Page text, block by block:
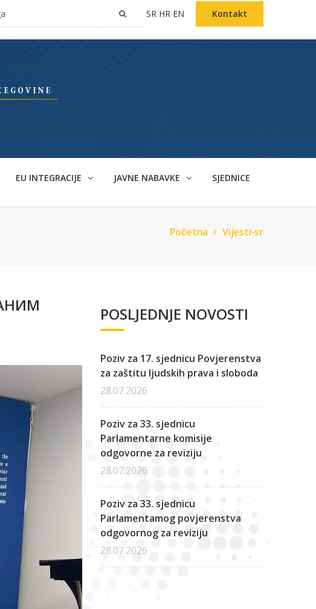
SR HR EN Kontakt
EU INTEGRACIJE JAVNE NABAVKE SJEDNICE
Početna Vijesti-sr
POSLJEDNJE NOVOSTI
Poziv za 17. sjednicu Povjerenstva
za zaštitu ljudskih prava i sloboda
28.07.2026
Poziv za 33. sjednicu
Parlamentarne komisije
odgovorne za reviziju
28.07.2026
Poziv za 33. sjednicu
Parlamentamog povjerenstva
odgovornog za reviziju
28.07.2026